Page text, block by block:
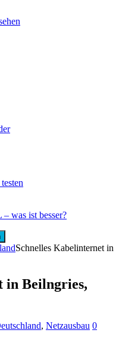
was ist besser?
Schnelles Kabelinternet in
in Beilngries,
, Netzausbau 0